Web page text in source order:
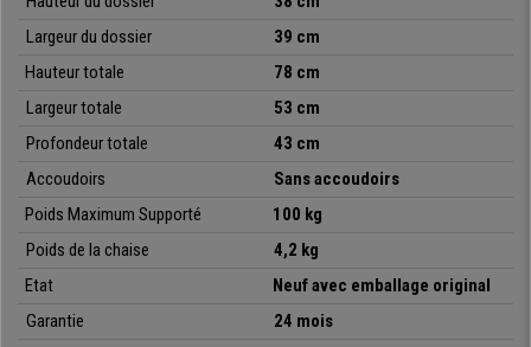
design, qualité, confort et polyvalence à un prix irrésistible
seulement disponible chez chaisedebureau.
•Idéale pour salles de conférences
• Structure de l’assise et du dossier commode
• Très pratique et polyvalente
Largeur du dossier
39 cm
Hauteurtotale
78 cm
Largeurtotale
53 cm
Profondeurtotale
43 cm
Accoudoirs
Sans accoudoirs
Poids Maximum Supporté
100 kg
Poids de la chaise
4,2 kg
Etat
Neuf avec emballage original
Garantie
24 mois